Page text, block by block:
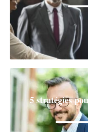
5 stratégies